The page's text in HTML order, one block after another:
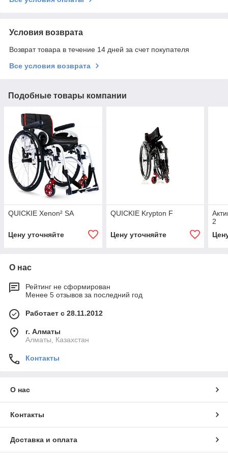
Условия возврата
Возврат товара в течение 14 дней за счет покупателя
Все условия возврата
Подобные товары компании
QUICKIE Xenon² SA
Цену уточняйте
QUICKIE Krypton F
Цену уточняйте
2
О нас
Рейтинг не сформирован
Менее 5 отзывов за последний год
Работает с 28.11.2012
г. Алматы
Алматы, Казахстан
Контакты
О нас
Контакты
Доставка и оплата